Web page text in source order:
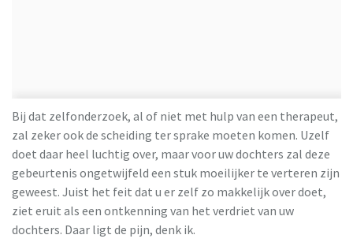
Bij dat zelfonderzoek, al of niet met hulp van een therapeut,
zal zeker ook de scheiding ter sprake moeten komen. Uzelf
doet daar heel luchtig over, maar voor uw dochters zal deze
gebeurtenis ongetwijfeld een stuk moeilijker te verteren zijn
geweest. Juist het feit dat u er zelf zo makkelijk over doet,
ziet eruit als een ontkenning van het verdriet van uw
dochters. Daar ligt de pijn, denk ik.